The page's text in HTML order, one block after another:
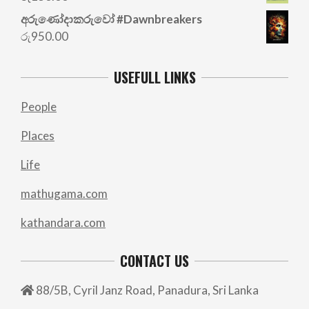
අරු‍ණෝදාකරුවෝ #Dawnbreakers
රු950.00
USEFULL LINKS
People
Places
Life
mathugama.com
kathandara.com
CONTACT US
88/5B, Cyril Janz Road, Panadura, Sri Lanka